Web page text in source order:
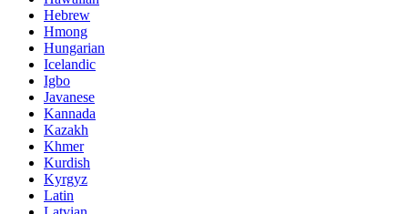
Hebrew
Hmong
Hungarian
Icelandic
Igbo
Javanese
Kannada
Kazakh
Khmer
Kurdish
Kyrgyz
Latin